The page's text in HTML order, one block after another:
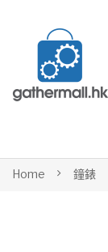
Home 鐘錶